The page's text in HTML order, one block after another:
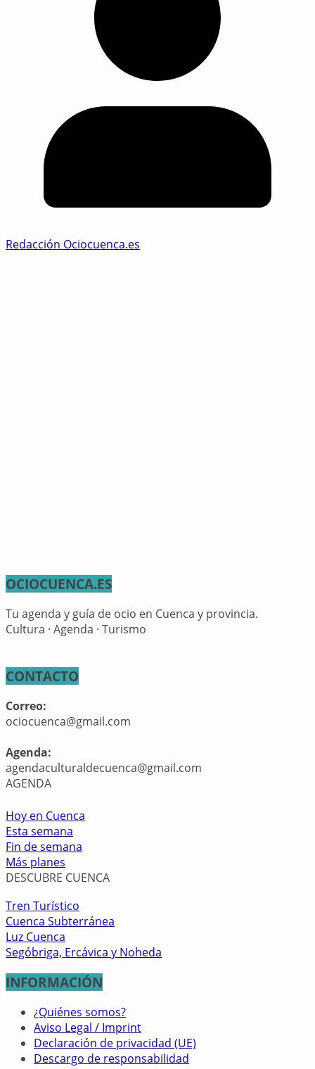
Redacción Ociocuenca.es
OCIOCUENCA.ES
Tu agenda y guía de ocio en Cuenca y provincia.
Cultura · Agenda · Turismo
CONTACTO
Correo:
ociocuenca@gmail.com
Agenda:
agendaculturaldecuenca@gmail.com
AGENDA
Hoy en Cuenca
Esta semana
Fin de semana
Más planes
DESCUBRE CUENCA
Tren Turístico
Cuenca Subterránea
Luz Cuenca
Segóbriga, Ercávica y Noheda
INFORMACIÓN
¿Quiénes somos?
Aviso Legal / Imprint
Declaración de privacidad (UE)
Descargo de responsabilidad